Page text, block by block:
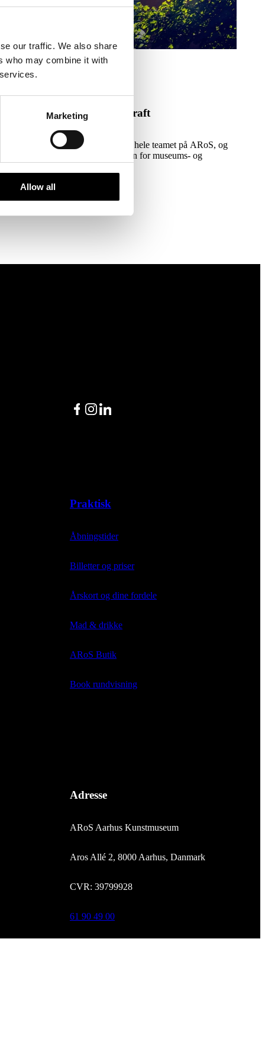
our traffic. We also share
who may combine it with
Marketing
Allow all
Læs mere om Bæredygtighed som drivkraft
Om ARoS
Bæredygtighed som drivkraft
Bæredygtighed er en drivkraft for hele teamet på ARoS, og
vi ønsker at udvise lederskab inden for museums- og
kunstsektoren.
Facebook
Instagram
LinkedIn
Praktisk
Åbningstider
Billetter og priser
Årskort og dine fordele
Mad & drikke
ARoS Butik
Book rundvisning
Adresse
ARoS Aarhus Kunstmuseum
Aros Allé 2, 8000 Aarhus, Danmark
CVR: 39799928
61 90 49 00